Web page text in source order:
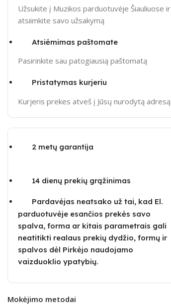
Užsukite į Muzikos parduotuvėje Šiauliuose ir
atsiimkite savo užsakymą
Atsiėmimas paštomate
Pasirinkite sau patogiausią paštomatą
Pristatymas kurjeriu
Kurjeris prekes atveš į Jūsų nurodytą adresą
2 metų garantija
14 dienų prekių grąžinimas
Pardavėjas neatsako už tai, kad El.
parduotuvėje esančios prekės savo
spalva, forma ar kitais parametrais gali
neatitikti realaus prekių dydžio, formų ir
spalvos dėl Pirkėjo naudojamo
vaizduoklio ypatybių.
Mokėjimo metodai